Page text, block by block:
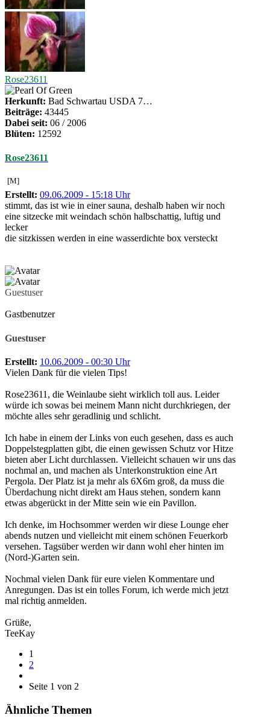
Rose23611
Herkunft: Bad Schwartau USDA 7…
Beiträge: 43445
Dabei seit: 06 / 2006
Blüten: 12592
Rose23611
[M]
Erstellt: 09.06.2009 - 15:18 Uhr
stimmt, das ist wie in einer sauna, deshalb haben wir noch
eine sitzecke mit weindach schön halbschattig, luftig und
lecker
die sitzkissen werden in eine wasserdichte box versteckt
Guestuser
Gastbenutzer
Guestuser
Erstellt: 10.06.2009 - 00:30 Uhr
Vielen Dank für die vielen Tips!
Rose23611, die Weinlaube sieht wirklich toll aus. Leider
würde ich sowas bei meinem Mann nicht durchkriegen, der
möchte alles sehr geradlinig und schlicht.
Ich habe in einem der Links von euch gesehen, dass es auch
Doppelstegplatten gibt, die einen gewissen Schutz vor Hitze
bieten aber Licht durchlassen. Vielleicht schauen wir uns das
nochmal an, und machen als Unterkonstruktion eine Art
Pergola. Der Platz ist ja mehr als 6X6m groß, da muss die
Überdachung nicht direkt am Haus stehen, sondern kann
etwas abgerückt in der Mitte sein wie ein Pavillon.
Ich denke, im Hochsommer werden wir diese Lounge eher
abends nutzen und vielleicht mit einem schönen Feuerkorb
versehen. Tagsüber werden wir dann wohl eher hinten im
(Nord-)Garten sein.
Nochmal vielen Dank für eure vielen Kommentare und
Anregungen. Das ist ein tolles Forum, ich werde mich jetzt
mal richtig anmelden.
Grüße,
TeeKay
1
2
Seite 1 von 2
Ähnliche Themen